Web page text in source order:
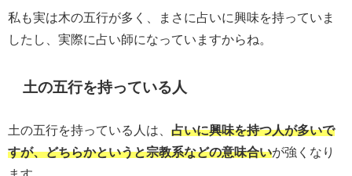
私も実は木の五行が多く、まさに占いに興味を持っていま
したし、実際に占い師になっていますからね。
土の五行を持っている人
土の五行を持っている人は、 占いに興味を持つ人が多いで
すが、どちらかというと宗教系などの意味合いが強くなり